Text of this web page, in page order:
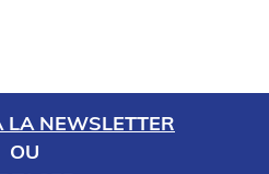
LA NEWSLETTER
OU